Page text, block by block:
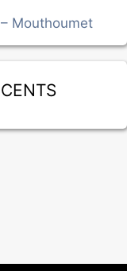
Mouthoumet